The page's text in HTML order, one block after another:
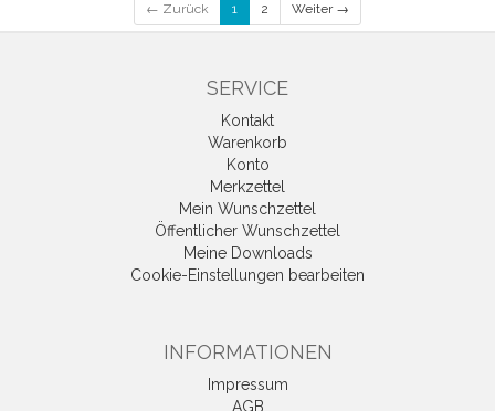
← Zurück 1 2 Weiter →
SERVICE
Kontakt
Warenkorb
Konto
Merkzettel
Mein Wunschzettel
Öffentlicher Wunschzettel
Meine Downloads
Cookie-Einstellungen bearbeiten
INFORMATIONEN
Impressum
AGB